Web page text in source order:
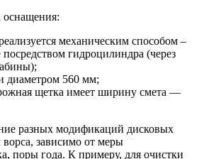
оснащения:
механическим способом –
гидроцилиндра (через
диаметром 560 мм;
щетка имеет ширину смета —
разных модификаций дисковых
зависимо от меры
поры года. К примеру, для очистки